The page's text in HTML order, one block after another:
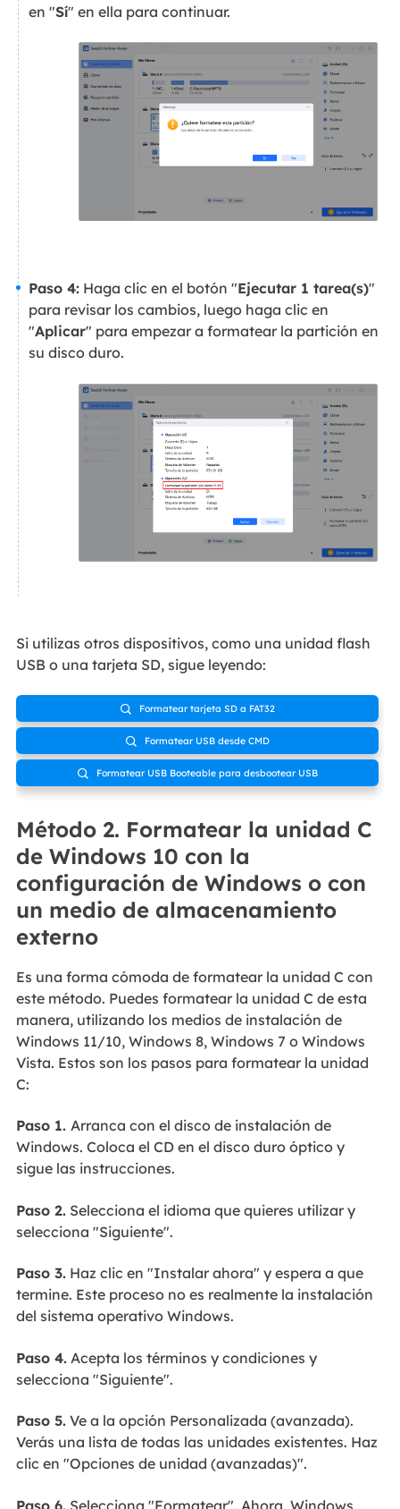
en "Sí" en ella para continuar.
Paso 4:Haga clic en el botón "Ejecutar 1 tarea(s)"
para revisar los cambios, luego haga clic en
"Aplicar" para empezar a formatear la partición en
su disco duro.
Si utilizas otros dispositivos, como una unidad flash
USB o una tarjeta SD, sigue leyendo:
 Formatear tarjeta SD a FAT32
 Formatear USB desde CMD
 Formatear USB Booteable para desbootear USB
Método 2. Formatear la unidad C
de Windows 10 con la
configuración de Windows o con
un medio de almacenamiento
externo
Es una forma cómoda de formatear la unidad C con
este método. Puedes formatear la unidad C de esta
manera, utilizando los medios de instalación de
Windows 11/10, Windows 8, Windows 7 o Windows
Vista. Estos son los pasos para formatear la unidad
C:
Paso 1. Arranca con el disco de instalación de
Windows. Coloca el CD en el disco duro óptico y
sigue las instrucciones.
Paso 2.Selecciona el idioma que quieres utilizar y
selecciona "Siguiente".
Paso 3.Haz clic en "Instalar ahora" y espera a que
termine. Este proceso no es realmente la instalación
del sistema operativo Windows.
Paso 4.Acepta los términos y condiciones y
selecciona "Siguiente".
Paso 5.Ve a la opción Personalizada (avanzada).
Verás una lista de todas las unidades existentes. Haz
clic en "Opciones de unidad (avanzadas)".
Paso 6. Selecciona "Formatear". Ahora, Windows